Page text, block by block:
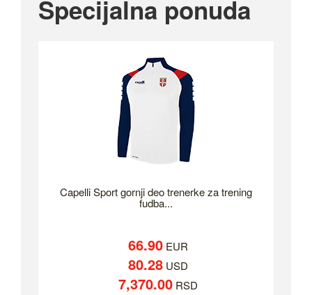
Specijalna ponuda
Capelli Sport gornji deo trenerke za trening
fudba...
66.90EUR
80.28USD
7,370.00RSD